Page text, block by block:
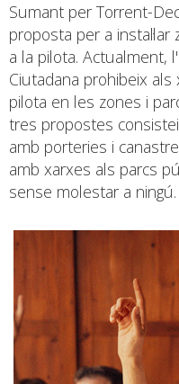
Sumant per Torrent-
proposta per a
a la pilota. Actualment,
Ciutadana prohibeix
pilota en les zones i
tres propostes
amb porteries i
amb xarxes als parcs
sense molestar a ningú.